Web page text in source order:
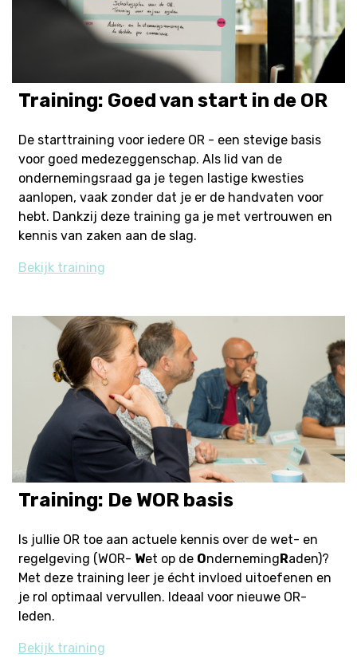
Training: Goed van start in de OR
De starttraining voor iedere OR - een stevige basis
voor goed medezeggenschap. Als lid van de
ondernemingsraad ga je tegen lastige kwesties
aanlopen, vaak zonder dat je er de handvaten voor
hebt. Dankzij deze training ga je met vertrouwen en
kennis van zaken aan de slag.
Bekijk training
Training: De WOR basis
Is jullie OR toe aan actuele kennis over de wet- en
regelgeving (WOR- Wet op de OndernemingRaden)?
Met deze training leer je écht invloed uitoefenen en
je rol optimaal vervullen. Ideaal voor nieuwe OR-
leden.
Bekijk training